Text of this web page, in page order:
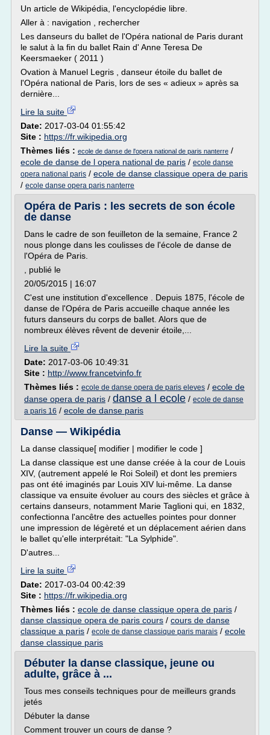
Un article de Wikipédia, l'encyclopédie libre.
Aller à : navigation , rechercher
Les danseurs du ballet de l'Opéra national de Paris durant
le salut à la fin du ballet Rain d' Anne Teresa De
Keersmaeker ( 2011 )
Ovation à Manuel Legris , danseur étoile du ballet de
l'Opéra national de Paris, lors de ses « adieux » après sa
dernière...
Lire la suite
Date: 2017-03-04 01:55:42
Site : https://fr.wikipedia.org
Thèmes liés : ecole de danse de l'opera national de paris nanterre /
ecole de danse de l opera national de paris / ecole danse
opera national paris / ecole de danse classique opera de paris
/ ecole danse opera paris nanterre
Opéra de Paris : les secrets de son école
de danse
Dans le cadre de son feuilleton de la semaine, France 2
nous plonge dans les coulisses de l'école de danse de
l'Opéra de Paris.
, publié le
20/05/2015 | 16:07
C'est une institution d'excellence . Depuis 1875, l'école de
danse de l'Opéra de Paris accueille chaque année les
futurs danseurs du corps de ballet. Alors que de
nombreux élèves rêvent de devenir étoile,...
Lire la suite
Date: 2017-03-06 10:49:31
Site : http://www.francetvinfo.fr
Thèmes liés : ecole de danse opera de paris eleves / ecole de
danse opera de paris / danse a l ecole / ecole de danse
a paris 16 / ecole de danse paris
Danse — Wikipédia
La danse classique[ modifier | modifier le code ]
La danse classique est une danse créée à la cour de Louis
XIV, (autrement appelé le Roi Soleil) et dont les premiers
pas ont été imaginés par Louis XIV lui-même. La danse
classique va ensuite évoluer au cours des siècles et grâce à
certains danseurs, notamment Marie Taglioni qui, en 1832,
confectionna l'ancêtre des actuelles pointes pour donner
une impression de légèreté et un déplacement aérien dans
le ballet qu'elle interprétait: "La Sylphide".
D'autres...
Lire la suite
Date: 2017-03-04 00:42:39
Site : https://fr.wikipedia.org
Thèmes liés : ecole de danse classique opera de paris /
danse classique opera de paris cours / cours de danse
classique a paris / ecole de danse classique paris marais / ecole
danse classique paris
Débuter la danse classique, jeune ou
adulte, grâce à ...
Tous mes conseils techniques pour de meilleurs grands
jetés
Débuter la danse
Comment trouver un cours de danse ?